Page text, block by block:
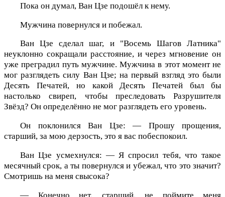
Пока он думал, Ван Цзе подошёл к нему.
Мужчина повернулся и побежал.
Ван Цзе сделал шаг, и "Восемь Шагов Латника"
неуклонно сокращали расстояние, и через мгновение он
уже преградил путь мужчине. Мужчина в этот момент не
мог разглядеть силу Ван Цзе; на первый взгляд это были
Десять Печатей, но какой Десять Печатей был бы
настолько свиреп, чтобы преследовать Разрушителя
Звёзд? Он определённо не мог разглядеть его уровень.
Он поклонился Ван Цзе: — Прошу прощения,
старший, за мою дерзость, это я вас побеспокоил.
Ван Цзе усмехнулся: — Я спросил тебя, что такое
месячный срок, а ты повернулся и убежал, что это значит?
Смотришь на меня свысока?